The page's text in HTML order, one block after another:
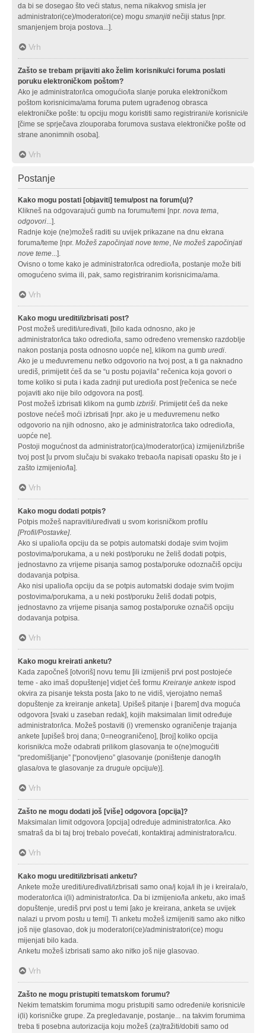
da bi se dosegao što veći status, nema nikakvog smisla jer
administratori(ce)/moderatori(ce) mogu smanjiti nečiji status [npr.
smanjenjem broja postova...].
Vrh
Zašto se trebam prijaviti ako želim korisniku/ci foruma poslati
poruku elektroničkom poštom?
Ako je administrator/ica omogućio/la slanje poruka elektroničkom
poštom korisnicima/ama foruma putem ugrađenog obrasca
elektroničke pošte: tu opciju mogu koristiti samo registrirani/e korisnici/e
[čime se sprječava zlouporaba forumova sustava elektroničke pošte od
strane anonimnih osoba].
Vrh
Postanje
Kako mogu postati [objaviti] temu/post na forum(u)?
Klikneš na odgovarajući gumb na forumu/temi [npr. nova tema,
odgovori...].
Radnje koje (ne)možeš raditi su uvijek prikazane na dnu ekrana
foruma/teme [npr. Možeš započinjati nove teme, Ne možeš započinjati
nove teme...].
Ovisno o tome kako je administrator/ica odredio/la, postanje može biti
omogućeno svima ili, pak, samo registriranim korisnicima/ama.
Vrh
Kako mogu urediti/izbrisati post?
Post možeš urediti/uređivati, [bilo kada odnosno, ako je
administrator/ica tako odredio/la, samo određeno vremensko razdoblje
nakon postanja posta odnosno uopće ne], klikom na gumb uredi.
Ako je u međuvremenu netko odgovorio na tvoj post, a ti ga naknadno
urediš, primijetit ćeš da se “u postu pojavila” rečenica koja govori o
tome koliko si puta i kada zadnji put uredio/la post [rečenica se neće
pojaviti ako nije bilo odgovora na post].
Post možeš izbrisati klikom na gumb izbriši. Primijetit ćeš da neke
postove nećeš moći izbrisati [npr. ako je u međuvremenu netko
odgovorio na njih odnosno, ako je administrator/ica tako odredio/la,
uopće ne].
Postoji mogućnost da administrator(ica)/moderator(ica) izmijeni/izbriše
tvoj post [u prvom slučaju bi svakako trebao/la napisati opasku što je i
zašto izmijenio/la].
Vrh
Kako mogu dodati potpis?
Potpis možeš napraviti/uređivati u svom korisničkom profilu
[Profil/Postavke].
Ako si upalio/la opciju da se potpis automatski dodaje svim tvojim
postovima/porukama, a u neki post/poruku ne želiš dodati potpis,
jednostavno za vrijeme pisanja samog posta/poruke odoznačiš opciju
dodavanja potpisa.
Ako nisi upalio/la opciju da se potpis automatski dodaje svim tvojim
postovima/porukama, a u neki post/poruku želiš dodati potpis,
jednostavno za vrijeme pisanja samog posta/poruke označiš opciju
dodavanja potpisa.
Vrh
Kako mogu kreirati anketu?
Kada započneš [otvoriš] novu temu [ili izmijeniš prvi post postojeće
teme - ako imaš dopuštenje] vidjet ćeš formu Kreiranje ankete ispod
okvira za pisanje teksta posta [ako to ne vidiš, vjerojatno nemaš
dopuštenje za kreiranje anketa]. Upišeš pitanje i [barem] dva moguća
odgovora [svaki u zaseban redak], kojih maksimalan limit određuje
administrator/ica. Možeš postaviti (i) vremensko ograničenje trajanja
ankete [upišeš broj dana; 0=neograničeno], [broj] koliko opcija
korisnik/ca može odabrati prilikom glasovanja te o(ne)mogućiti
“predomišljanje” [“ponovljeno” glasovanje (poništenje danog/ih
glasa/ova te glasovanje za drugu/e opciju/e)].
Vrh
Zašto ne mogu dodati još [više] odgovora [opcija]?
Maksimalan limit odgovora [opcija] određuje administrator/ica. Ako
smatraš da bi taj broj trebalo povećati, kontaktiraj administratora/icu.
Vrh
Kako mogu urediti/izbrisati anketu?
Ankete može urediti/uređivati/izbrisati samo ona/j koja/i ih je i kreirala/o,
moderator/ica i(li) administrator/ica. Da bi izmijenio/la anketu, ako imaš
dopuštenje, urediš prvi post u temi [ako je kreirana, anketa se uvijek
nalazi u prvom postu u temi]. Ti anketu možeš izmijeniti samo ako nitko
još nije glasovao, dok ju moderatori(ce)/administratori(ce) mogu
mijenjati bilo kada.
Anketu možeš izbrisati samo ako nitko još nije glasovao.
Vrh
Zašto ne mogu pristupiti tematskom forumu?
Nekim tematskim forumima mogu pristupiti samo određeni/e korisnici/e
i(li) korisničke grupe. Za pregledavanje, postanje... na takvim forumima
treba ti posebna autorizacija koju možeš (za)tražiti/dobiti samo od